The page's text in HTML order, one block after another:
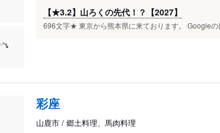
【★3.2】山ろくの先代！？【2027】
696文字★ 東京から熊本県に来ております。 Googleの
彩座
山鹿市 / 郷土料理、馬肉料理